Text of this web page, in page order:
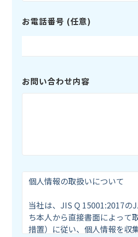
お電話番号 (任意)
お問い合わせ内容